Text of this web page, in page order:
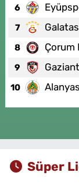
6
7
8 Çorum
9
10
Süper